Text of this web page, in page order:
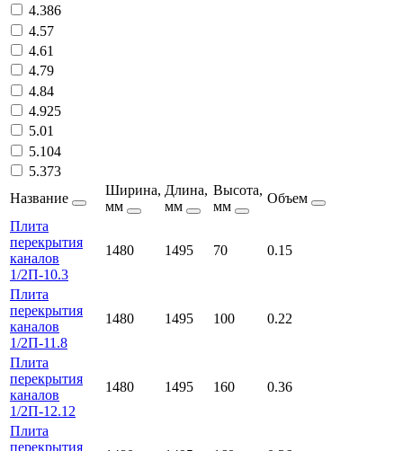
4.386
4.57
4.61
4.79
4.84
4.925
5.01
5.104
5.373
Название
Ширина,
мм
Длина,
мм
Высота,
мм
Объем
Плита
перекрытия
каналов
1/2П-10.3
1480 1495 70 0.15
Плита
перекрытия
каналов
1/2П-11.8
1480 1495 100 0.22
Плита
перекрытия
каналов
1/2П-12.12
1480 1495 160 0.36
Плита
перекрытия